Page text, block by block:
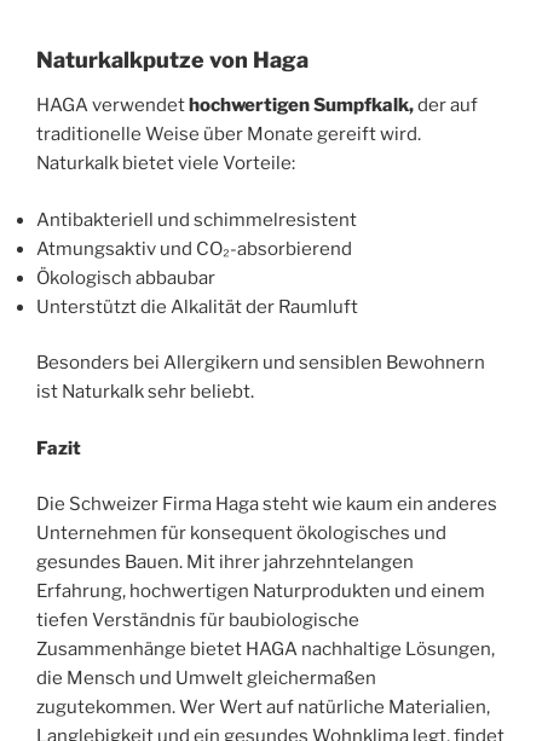
Naturkalkputze von Haga
HAGA verwendet hochwertigen Sumpfkalk,der auf
traditionelle Weise über Monate gereift wird.
Naturkalk bietet viele Vorteile:
Antibakteriell und schimmelresistent
Atmungsaktiv und CO₂-absorbierend
Ökologisch abbaubar
Unterstützt die Alkalität der Raumluft
Besonders bei Allergikern und sensiblen Bewohnern
ist Naturkalk sehr beliebt.
Fazit
Die Schweizer Firma Haga steht wie kaum ein anderes
Unternehmen für konsequent ökologisches und
gesundes Bauen. Mit ihrer jahrzehntelangen
Erfahrung, hochwertigen Naturprodukten und einem
tiefen Verständnis für baubiologische
Zusammenhänge bietet HAGA nachhaltige Lösungen,
die Mensch und Umwelt gleichermaßen
zugutekommen. Wer Wert auf natürliche Materialien,